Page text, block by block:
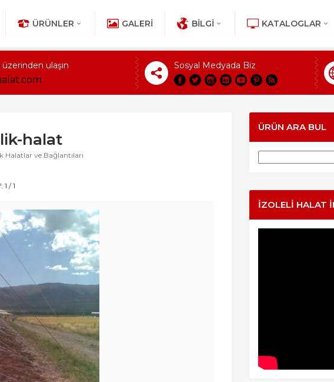
ÜRÜNLER GALERI BILGI KATALOGLAR
ulaşın Sosyal Medyada Biz
halat
Halatlar ve Bağlantıları
/ 1
ÜRÜN ARA BUL
İZOLELI HALAT